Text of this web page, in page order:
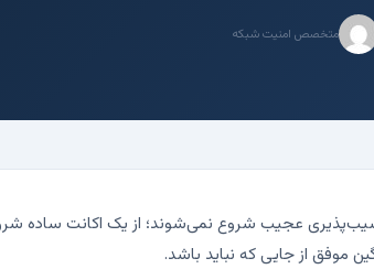
متخصص امنیت شبکه
عجیب شروع نمی‌شوند؛ از یک اکانت ساده
موفق از جایی که نباید باشد.